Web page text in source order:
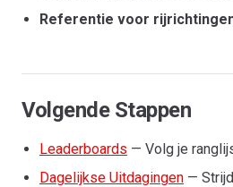
Referentie voor
Volgende Stappen
Leaderboards — Volg je
Dagelijkse Uitdagingen —